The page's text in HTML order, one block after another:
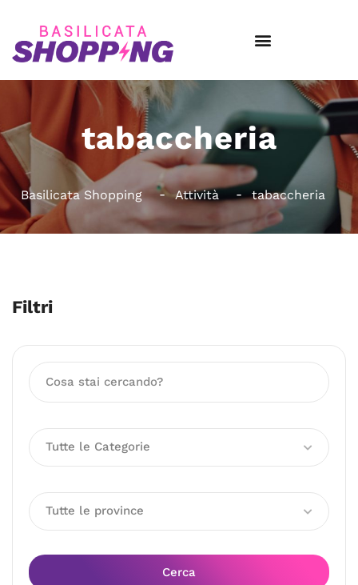
tabaccheria
Basilicata Shopping Attività tabaccheria
Filtri
Tutte le Categorie
Tutte le province
Cerca